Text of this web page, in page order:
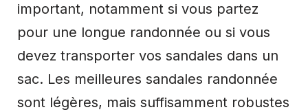
important, notamment si vous partez
pour une longue randonnée ou si vous
devez transporter vos sandales dans un
sac. Les meilleures sandales randonnée
sont légères, mais suffisamment robustes